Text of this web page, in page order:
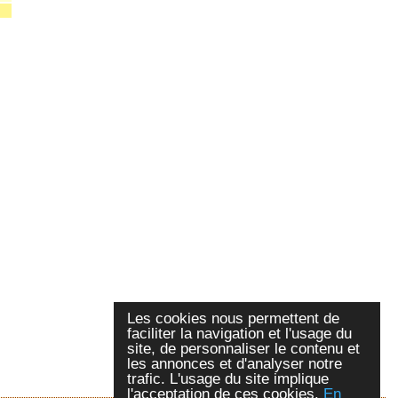
Les cookies nous permettent de
faciliter la navigation et l'usage du
site, de personnaliser le contenu et
les annonces et d'analyser notre
trafic. L'usage du site implique
l'acceptation de ces cookies. En